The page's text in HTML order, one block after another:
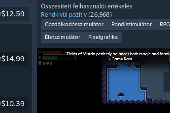
$12.59
$14.99
$10.39
Összesített felhasználói értékelés
Rendkívül pozitív (26,968)
Gazdálkodásszimulátor Randiszimulátor
RPG
Életszimulátor
Pixelgrafika